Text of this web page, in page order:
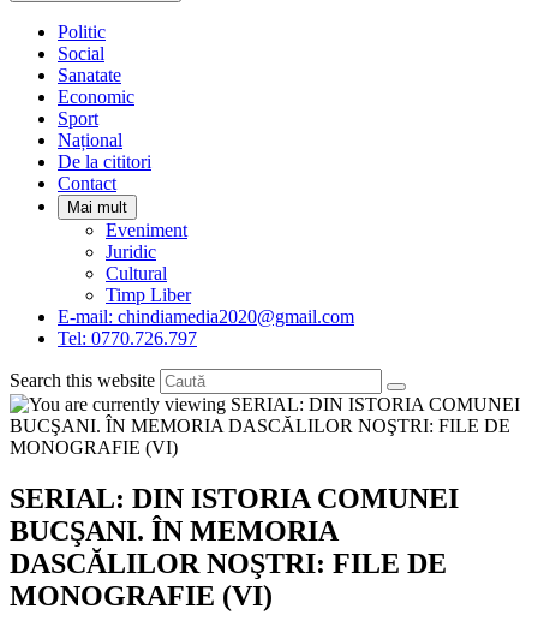
Politic
Social
Sanatate
Economic
Sport
Național
De la cititori
Contact
Mai mult
Eveniment
Juridic
Cultural
Timp Liber
E-mail: chindiamedia2020@gmail.com
Tel: 0770.726.797
Search this website
SERIAL: DIN ISTORIA COMUNEI
BUCŞANI. ÎN MEMORIA
DASCĂLILOR NOŞTRI: FILE DE
MONOGRAFIE (VI)